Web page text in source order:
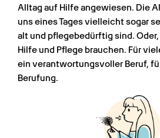
Alltag auf Hilfe angewiesen. Die
uns eines Tages vielleicht sogar
alt und pflegebedürftig sind.
Hilfe und Pflege brauchen. Für
ein verantwortungsvoller Beruf,
Berufung.